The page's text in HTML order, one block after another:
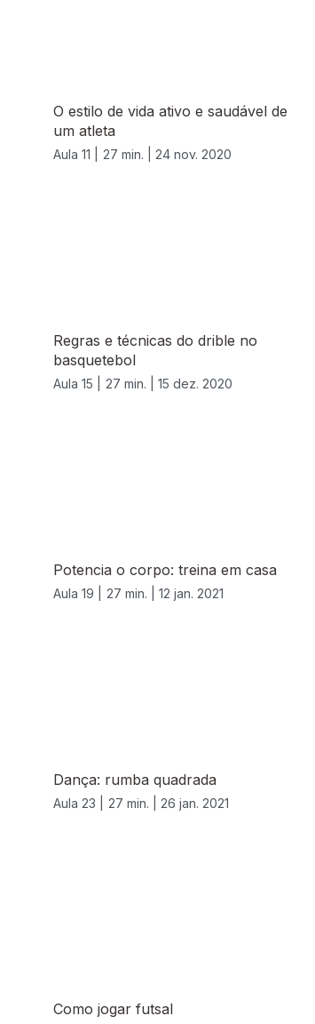
O estilo de vida ativo e saudável de
um atleta
Aula 11 | 27 min. | 24 nov. 2020
Regras e técnicas do drible no
basquetebol
Aula 15 | 27 min. | 15 dez. 2020
Potencia o corpo: treina em casa
Aula 19 | 27 min. | 12 jan. 2021
Dança: rumba quadrada
Aula 23 | 27 min. | 26 jan. 2021
Como jogar futsal